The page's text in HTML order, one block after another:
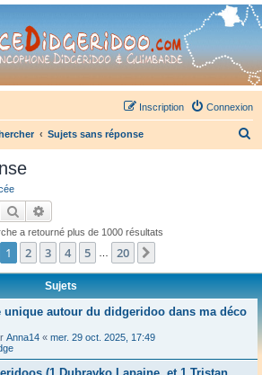
Didgeridoo - retrouvez la communauté.
Connexion
Inscription
Sujets sans réponse
Rechercher
a retourné plus de 1000 résultats
Page 1sur20
1 2 3 4 5 20
Sujets
unique autour du didgeridoo dans ma déco
Anna14 « mer. 29 oct. 2025, 17:49